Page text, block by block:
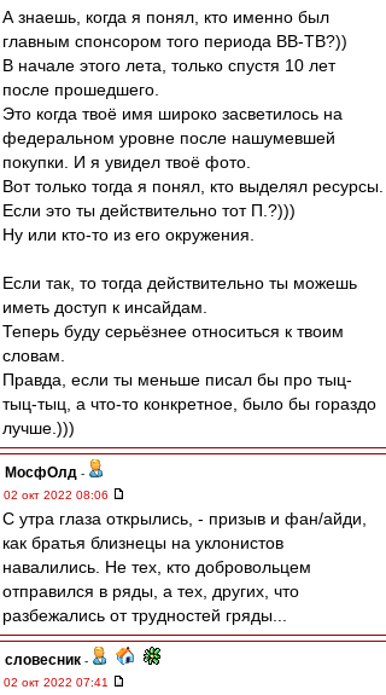
А знаешь, когда я понял, кто именно был
главным спонсором того периода ВВ-ТВ?))
В начале этого лета, только спустя 10 лет
после прошедшего.
Это когда твоё имя широко засветилось на
федеральном уровне после нашумевшей
покупки. И я увидел твоё фото.
Вот только тогда я понял, кто выделял ресурсы.
Если это ты действительно тот П.?)))
Ну или кто-то из его окружения.
Если так, то тогда действительно ты можешь
иметь доступ к инсайдам.
Теперь буду серьёзнее относиться к твоим
словам.
Правда, если ты меньше писал бы про тыц-
тыц-тыц, а что-то конкретное, было бы гораздо
лучше.)))
МосфОлд -
02 окт 2022 08:06
С утра глаза открылись, - призыв и фан/айди,
как братья близнецы на уклонистов
навалились. Не тех, кто добровольцем
отправился в ряды, а тех, других, что
разбежались от трудностей гряды...
словесник -
02 окт 2022 07:41